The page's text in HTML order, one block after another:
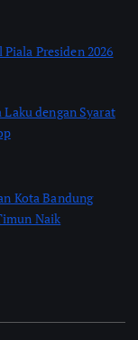
Presiden 2026
dengan Syarat
Kota Bandung
Naik